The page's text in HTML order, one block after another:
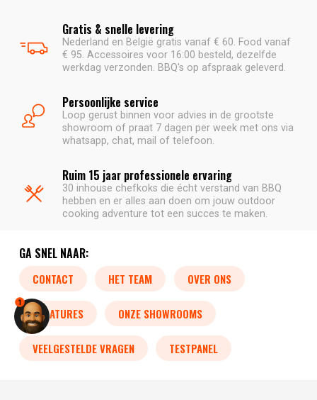
Gratis & snelle levering
Nederland en België gratis vanaf € 60. Food vanaf
€ 95. Accessoires voor 16:00 besteld, dezelfde
werkdag verzonden. BBQ's op afspraak geleverd.
Persoonlijke service
Loop gerust binnen voor advies in de grootste
showroom of praat 7 dagen per week met ons via
whatsapp, chat, mail of telefoon.
Ruim 15 jaar professionele ervaring
30 inhouse chefkoks die écht verstand van BBQ
hebben en er alles aan doen om jouw outdoor
cooking adventure tot een succes te maken.
GA SNEL NAAR:
CONTACT HET TEAM OVER ONS
VACATURES ONZE SHOWROOMS
VEELGESTELDE VRAGEN TESTPANEL
1